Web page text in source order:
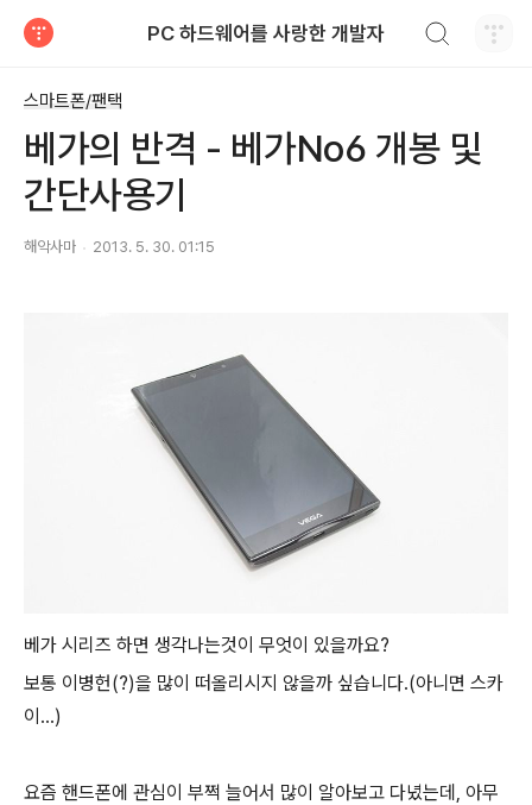
PC 하드웨어를 사랑한 개발자
스마트폰/팬택
베가의 반격 - 베가No6 개봉 및
간단사용기
해악사마 2013. 5. 30. 01:15
베가 시리즈 하면 생각나는것이 무엇이 있을까요?
보통 이병헌(?)을 많이 떠올리시지 않을까 싶습니다.(아니면 스카
이...)
요즘 핸드폰에 관심이 부쩍 늘어서 많이 알아보고 다녔는데, 아무